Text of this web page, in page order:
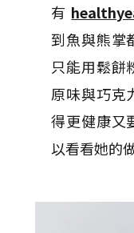
有
到魚與熊掌
只能用鬆餅
原味與巧克
得更健康又
以看看她的